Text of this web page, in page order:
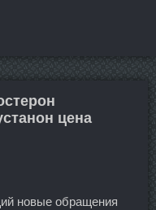
цена
новые обращения